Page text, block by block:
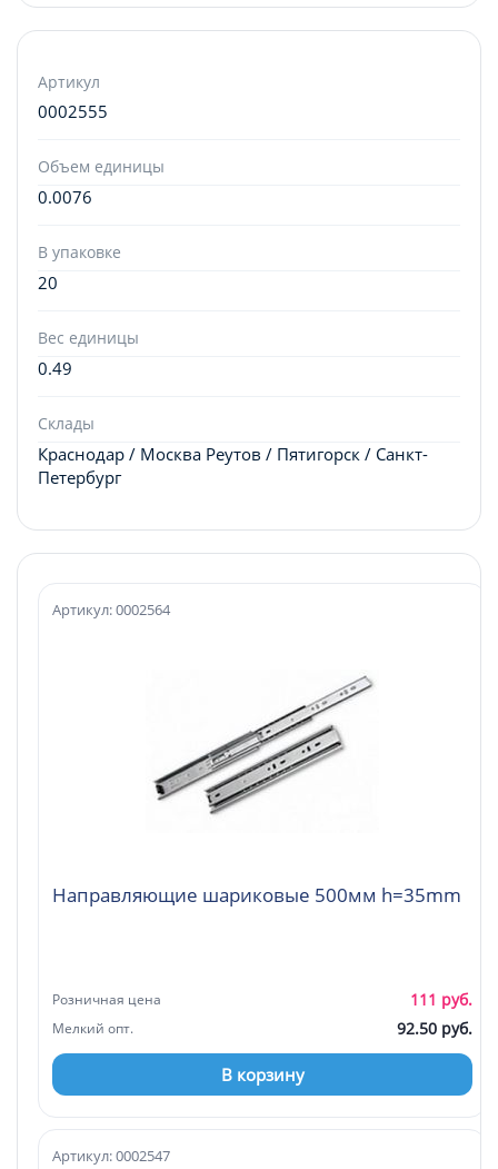
Артикул
0002555
Объем единицы
0.0076
В упаковке
20
Вес единицы
0.49
Склады
Краснодар / Москва Реутов / Пятигорск / Санкт-
Петербург
Направляющие шариковые 500мм h=35mm
Артикул: 0002564
Розничная цена 111 руб.
Мелкий опт. 92.50 руб.
В корзину
Артикул: 0002547